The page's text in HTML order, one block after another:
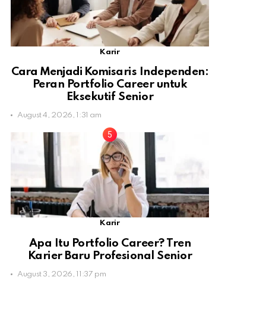
Karir
Cara Menjadi Komisaris Independen:
Peran Portfolio Career untuk
Eksekutif Senior
August 4, 2026, 1:31 am
Karir
Apa Itu Portfolio Career? Tren
Karier Baru Profesional Senior
August 3, 2026, 11:37 pm